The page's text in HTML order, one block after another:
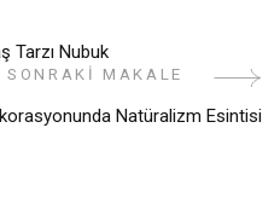
Tarzı Nubuk
SONRAKI MAKALE
Natüralizm Esintisi